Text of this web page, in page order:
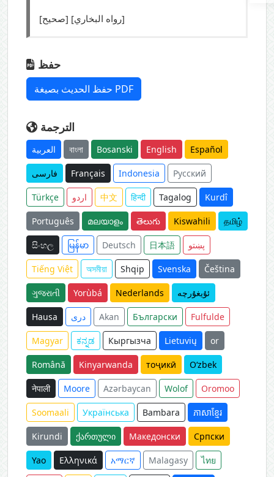
[صحيح] [رواه البخاري]
حفظ
حفظ الحديث بصيغة PDF
الترجمة
العربية বাংলা Bosanski English Español
فارسی Français Indonesia Русский
Türkçe اردو 中文 हिन्दी Tagalog Kurdî
Português മലയാളം తెలుగు Kiswahili தமிழ்
සිංහල မြန်မာ Deutsch 日本語 پښتو
Tiếng Việt অসমীয়া Shqip Svenska Čeština
ગુજરાતી Yorùbá Nederlands ئۇيغۇرچە
Hausa دری Akan Български Fulfulde
Magyar ಕನ್ನಡ Кыргызча Lietuvių or
Română Kinyarwanda тоҷикӣ O‘zbek
नेपाली Moore Azərbaycan Wolof Oromoo
Soomaali Українська Bambara ភាសាខ្មែរ
Kirundi ქართული Македонски Српски
Yao Ελληνικά አማርኛ Malagasy ไทย